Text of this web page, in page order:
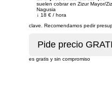
suelen cobrar en Zizur Mayor/
Nagusia
↓ 18 € / hora
clave. Recomendamos pedir
es gratis y sin compromiso